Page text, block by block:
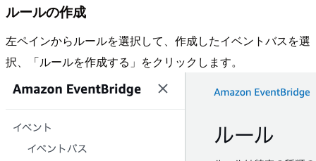
ルールの作成
左ペインからルールを選択して、作成したイベントバスを選
択、「ルールを作成する」をクリックします。